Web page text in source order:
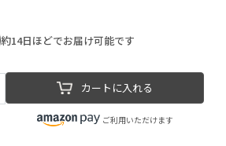
約14日ほどでお届け可能です
カートに入れる
ご利用いただけます